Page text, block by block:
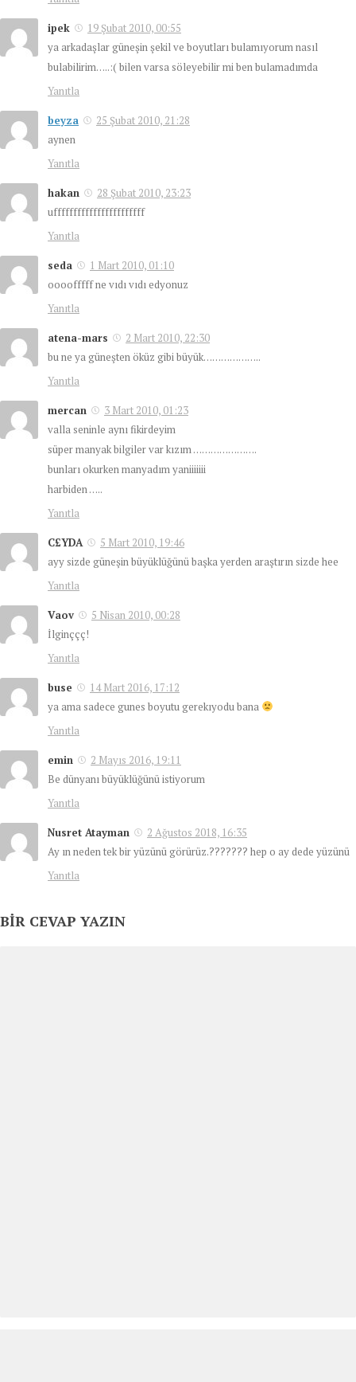
ipek
19 Şubat 2010, 00:55
ya arkadaşlar güneşin şekil ve boyutları bulamıyorum nasıl
bulabilirim…..:( bilen varsa söleyebilir mi ben bulamadımda
Yanıtla
beyza
25 Şubat 2010, 21:28
aynen
Yanıtla
hakan
28 Şubat 2010, 23:23
ufffffffffffffffffffffff
Yanıtla
seda
1 Mart 2010, 01:10
oooofffff ne vıdı vıdı edyonuz
Yanıtla
atena-mars
2 Mart 2010, 22:30
bu ne ya güneşten öküz gibi büyük………………..
Yanıtla
mercan
3 Mart 2010, 01:23
valla seninle aynı fikirdeyim
süper manyak bilgiler var kızım ………………….
bunları okurken manyadım yaniiiiiii
harbiden …..
Yanıtla
C£YDA
5 Mart 2010, 19:46
ayy sizde güneşin büyüklüğünü başka yerden araştırın sizde hee
Yanıtla
Vaov
5 Nisan 2010, 00:28
İlginççç!
Yanıtla
buse
14 Mart 2016, 17:12
ya ama sadece gunes boyutu gerekıyodu bana
Yanıtla
emin
2 Mayıs 2016, 19:11
Be dünyanı büyüklüğünü istiyorum
Yanıtla
Nusret Atayman
2 Ağustos 2018, 16:35
Ay ın neden tek bir yüzünü görürüz.??????? hep o ay dede yüzünü
Yanıtla
BIR CEVAP YAZIN